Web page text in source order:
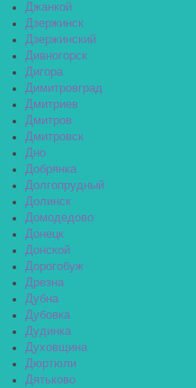
Джанкой
Дзержинск
Дзержинский
Дивногорск
Дигора
Димитровград
Дмитриев
Дмитров
Дмитровск
Дно
Добрянка
Долгопрудный
Долинск
Домодедово
Донецк
Донской
Дорогобуж
Дрезна
Дубна
Дубовка
Дудинка
Духовщина
Дюртюли
Дятьково